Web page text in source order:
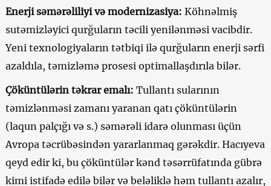
Enerji səmərəliliyi və modernizasiya: Köhnəlmiş
sutəmizləyici qurğuların təcili yenilənməsi vacibdir.
Yeni texnologiyaların tətbiqi ilə qurğuların enerji sərfi
azaldıla, təmizləmə prosesi optimallaşdırıla bilər.
Çöküntülərin təkrar emalı: Tullantı sularının
təmizlənməsi zamanı yaranan qatı çöküntülərin
(laqun palçığı və s.) səmərəli idarə olunması üçün
Avropa təcrübəsindən yararlanmaq gərəkdir. Hacıyeva
qeyd edir ki, bu çöküntülər kənd təsərrüfatında gübrə
kimi istifadə edilə bilər və beləliklə həm tullantı azalır,